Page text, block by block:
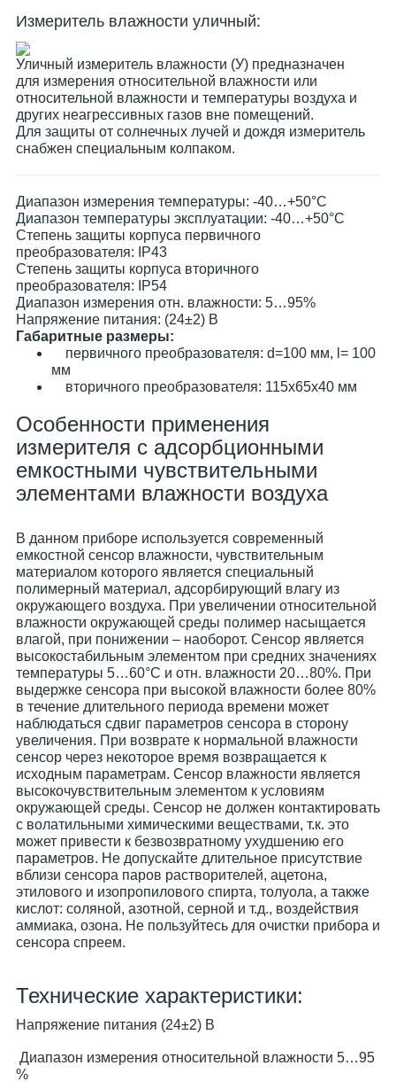
Измеритель влажности уличный:
Уличный измеритель влажности (У) предназначен
для измерения относительной влажности или
относительной влажности и температуры воздуха и
других неагрессивных газов вне помещений.
Для защиты от солнечных лучей и дождя измеритель
снабжен специальным колпаком.
Диапазон измерения температуры: -40…+50°С
Диапазон температуры эксплуатации: -40…+50°С
Степень защиты корпуса первичного
преобразователя: IP43
Степень защиты корпуса вторичного
преобразователя: IP54
Диапазон измерения отн. влажности: 5…95%
Напряжение питания: (24±2) В
Габаритные размеры:
первичного преобразователя: d=100 мм, l= 100
мм
вторичного преобразователя: 115х65х40 мм
Особенности применения
измерителя с адсорбционными
емкостными чувствительными
элементами влажности воздуха
В данном приборе используется современный
емкостной сенсор влажности, чувствительным
материалом которого является специальный
полимерный материал, адсорбирующий влагу из
окружающего воздуха. При увеличении относительной
влажности окружающей среды полимер насыщается
влагой, при понижении – наоборот. Сенсор является
высокостабильным элементом при средних значениях
температуры 5…60°С и отн. влажности 20…80%. При
выдержке сенсора при высокой влажности более 80%
в течение длительного периода времени может
наблюдаться сдвиг параметров сенсора в сторону
увеличения. При возврате к нормальной влажности
сенсор через некоторое время возвращается к
исходным параметрам. Сенсор влажности является
высокочувствительным элементом к условиям
окружающей среды. Сенсор не должен контактировать
с волатильными химическими веществами, т.к. это
может привести к безвозвратному ухудшению его
параметров. Не допускайте длительное присутствие
вблизи сенсора паров растворителей, ацетона,
этилового и изопропилового спирта, толуола, а также
кислот: соляной, азотной, серной и т.д., воздействия
аммиака, озона. Не пользуйтесь для очистки прибора и
сенсора спреем.
Технические характеристики:
Напряжение питания (24±2) В
Диапазон измерения относительной влажности 5…95
%